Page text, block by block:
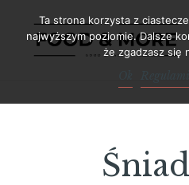
content
Ta strona korzysta z
najwyższym poziomie. Dalsze
że zgadzasz się